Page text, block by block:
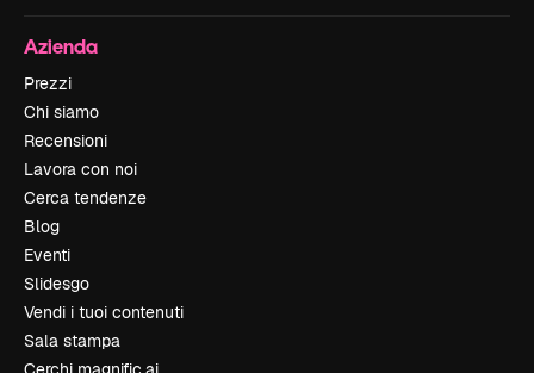
Azienda
Prezzi
Chi siamo
Recensioni
Lavora con noi
Cerca tendenze
Blog
Eventi
Slidesgo
Vendi i tuoi contenuti
Sala stampa